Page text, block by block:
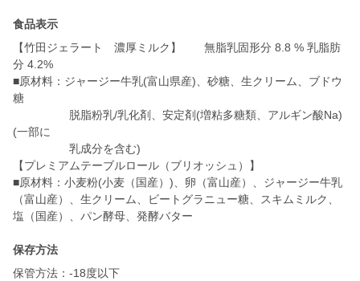
食品表示
【竹田ジェラート 濃厚ミルク】 無脂乳固形分 8.8 % 乳脂肪
分 4.2%
■原材料：ジャージー牛乳(富山県産)、砂糖、生クリーム、ブドウ
糖
脱脂粉乳/乳化剤、安定剤(増粘多糖類、アルギン酸Na)
(一部に
乳成分を含む)
【プレミアムテーブルロール（ブリオッシュ）】
■原材料：小麦粉(小麦（国産）)、卵（富山産）、ジャージー牛乳
（富山産）、生クリーム、ビートグラニュー糖、スキムミルク、
塩（国産）、パン酵母、発酵バター
保存方法
保管方法：-18度以下